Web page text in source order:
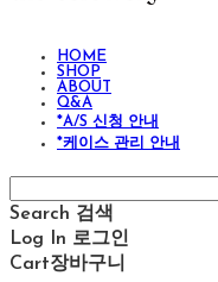
HOME
SHOP
ABOUT
Q&A
*A/S 신청 안내
*케이스 관리 안내
Search 검색
Log In 로그인
Cart장바구니